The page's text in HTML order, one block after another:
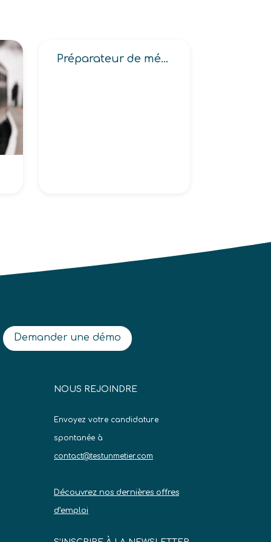
Préparateur de mélange en industrie alimentaire, en industrie
Demander une démo
NOUS REJOINDRE
Envoyez votre candidature
spontanée à
contact@testunmetier.com
Découvrez nos dernières offres
d’emploi